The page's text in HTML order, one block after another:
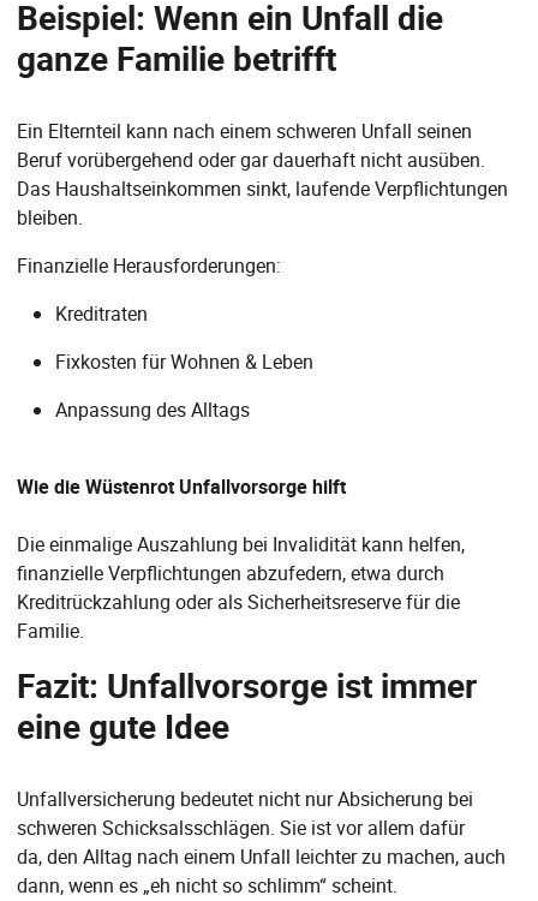
Beispiel: Wenn ein Unfall die
ganze Familie betrifft
Ein Elternteil kann nach einem schweren Unfall seinen
Beruf vorübergehend oder gar dauerhaft nicht ausüben.
Das Haushaltseinkommen sinkt, laufende Verpflichtungen
bleiben.
Finanzielle Herausforderungen:
Kreditraten
Fixkosten für Wohnen & Leben
Anpassung des Alltags
Wie die Wüstenrot Unfallvorsorge hilft
Die einmalige Auszahlung bei Invalidität kann helfen,
finanzielle Verpflichtungen abzufedern, etwa durch
Kreditrückzahlung oder als Sicherheitsreserve für die
Familie.
Fazit: Unfallvorsorge ist immer
eine gute Idee
Unfallversicherung bedeutet nicht nur Absicherung bei
schweren Schicksalsschlägen. Sie ist vor allem dafür
da, den Alltag nach einem Unfall leichter zu machen, auch
dann, wenn es „eh nicht so schlimm“ scheint.